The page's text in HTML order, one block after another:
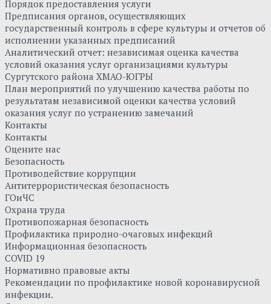
Порядок предоставления услуги
Предписания органов, осуществляющих
государственный контроль в сфере культуры и отчетов об
исполнении указанных предписаний
Аналитический отчет: независимая оценка качества
условий оказания услуг организациями культуры
Сургутского района ХМАО-ЮГРЫ
План мероприятий по улучшению качества работы по
результатам независимой оценки качества условий
оказания услуг по устранению замечаний
Контакты
Контакты
Оцените нас
Безопасность
Противодействие коррупции
Антитеррористическая безопасность
ГОиЧС
Охрана труда
Противопожарная безопасность
Профилактика природно-очаговых инфекций
Информационная безопасность
COVID 19
Нормативно правовые акты
Рекомендации по профилактике новой коронавирусной
инфекции.